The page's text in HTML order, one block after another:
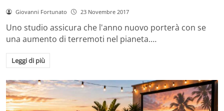
Giovanni Fortunato 23 Novembre 2017
Uno studio assicura che l'anno nuovo porterà con se
una aumento di terremoti nel pianeta.…
Leggi di più